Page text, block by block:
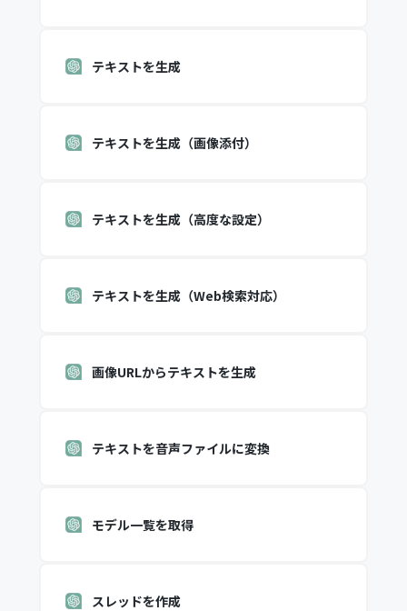
テキストを生成
テキストを生成（画像添付）
テキストを生成（高度な設定）
テキストを生成（Web検索対応）
画像URLからテキストを生成
テキストを音声ファイルに変換
モデル一覧を取得
スレッドを作成